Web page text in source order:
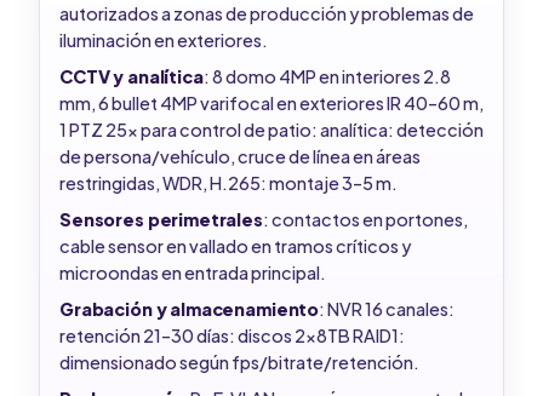
autorizados a zonas de producción y problemas de
iluminación en exteriores.
CCTV y analítica: 8 domo 4MP en interiores 2.8
mm, 6 bullet 4MP varifocal en exteriores IR 40–60 m,
1 PTZ 25x para control de patio: analítica: detección
de persona/vehículo, cruce de línea en áreas
restringidas, WDR, H.265: montaje 3–5 m.
Sensores perimetrales: contactos en portones,
cable sensor en vallado en tramos críticos y
microondas en entrada principal.
Grabación y almacenamiento: NVR 16 canales:
retención 21–30 días: discos 2x8TB RAID1:
dimensionado según fps/bitrate/retención.